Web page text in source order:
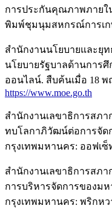
การประกันคุณภาพภายใ
พิมพ์ชุมนุมสหกรณ์การเก
สำนักงานนโยบายและยุท
นโยบายรัฐบาลด้านการ
ออนไลน์. สืบค้นเมื่อ 18
https://www.moe.go.th
สำนักงานเลขาธิการสภา
ทบโลกาภิวัฒน์ต่อการจัด
กรุงเทพมหานคร: ออฟเซ็
สำนักงานเลขาธิการสภา
การบริหารจัดการของม
กรุงเทพมหานคร: พริกห